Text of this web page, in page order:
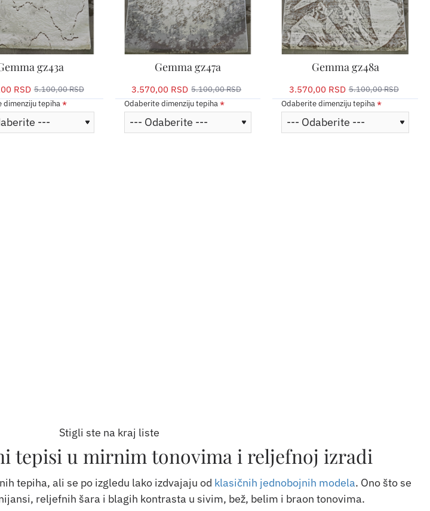
tepisi u mirnim tonovima i reljefnoj izradi
tepiha, ali se po izgledu lako izdvajaju od klasičnih jednobojnih modela. Ono što se
reljefnih šara i blagih kontrasta u sivim, bež, belim i braon tonovima.
gz43a
RSD 5.100,00 RSD
dimenziju tepiha
Gemma gz47a
3.570,00 RSD 5.100,00 RSD
Odaberite dimenziju tepiha
Gemma gz48a
3.570,00 RSD 5.100,00 RSD
Odaberite dimenziju tepiha
Stigli ste na kraj liste